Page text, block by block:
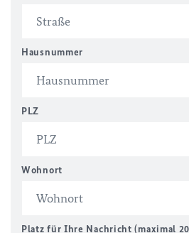
Hausnummer
PLZ
Wohnort
Platz für Ihre Nachricht (maximal